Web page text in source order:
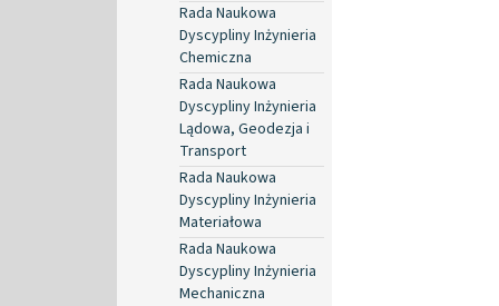
Rada Naukowa
Dyscypliny Inżynieria
Chemiczna
Rada Naukowa
Dyscypliny Inżynieria
Lądowa, Geodezja i
Transport
Rada Naukowa
Dyscypliny Inżynieria
Materiałowa
Rada Naukowa
Dyscypliny Inżynieria
Mechaniczna